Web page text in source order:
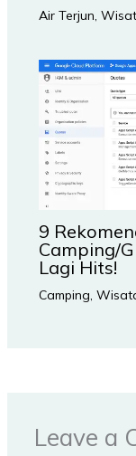
Air Terjun
9
Camping/
Lagi Hits!
Camping,
Leave a